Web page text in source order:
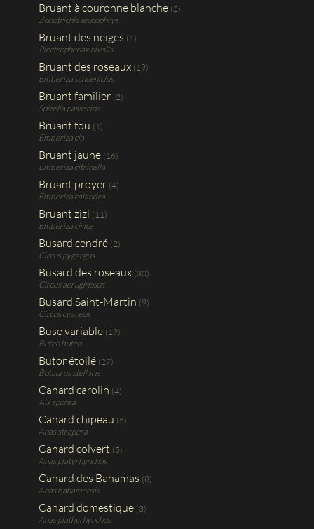
Bruant à couronne blanche (2)
Zonotrichia leucophrys
Bruant des neiges (1)
Plectrophenax nivalis
Bruant des roseaux (19)
Emberiza schoeniclus
Bruant familier (2)
Spizella passerina
Bruant fou (1)
Emberiza cia
Bruant jaune (16)
Emberiza citrinella
Bruant proyer (4)
Emberiza calandra
Bruant zizi (11)
Emberiza cirlus
Busard cendré (2)
Circus pygargus
Busard des roseaux (30)
Circus aeruginosus
Busard Saint-Martin (9)
Circus cyaneus
Buse variable (19)
Buteo buteo
Butor étoilé (27)
Botaurus stellaris
Canard carolin (4)
Aix sponsa
Canard chipeau (5)
Anas strepera
Canard colvert (5)
Anas platyrhynchos
Canard des Bahamas (8)
Anas bahamensis
Canard domestique (3)
Anas plathyrhynchos